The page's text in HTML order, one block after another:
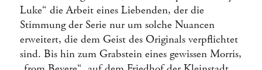
Luke“ die Arbeit eines Liebenden, der die
Stimmung der Serie nur um solche Nuancen
erweitert, die dem Geist des Originals verpflichtet
sind. Bis hin zum Grabstein eines gewissen Morris,